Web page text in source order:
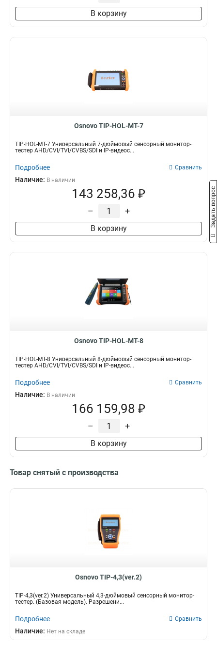
В корзину
Osnovo TIP-HOL-MT-7
TIP-HOL-MT-7 Универсальный 7-дюймовый сенсорный монитор-
тестер AHD/CVI/TVI/CVBS/SDI и IP-видеос...
Подробнее Сравнить
Наличие: В наличии
143 258,36 ₽
– +
В корзину
Osnovo TIP-HOL-MT-8
TIP-HOL-MT-8 Универсальный 8-дюймовый сенсорный монитор-
тестер AHD/CVI/TVI/CVBS/SDI и IP-видеос...
Подробнее Сравнить
Наличие: В наличии
166 159,98 ₽
– +
В корзину
Товар снятый с производства
Osnovo TIP-4,3(ver.2)
TIP-4,3(ver.2) Универсальный 4,3-дюймовый сенсорный монитор-
тестер. (Базовая модель). Разрешени...
Подробнее Сравнить
Наличие: Нет на складе
Задать вопрос